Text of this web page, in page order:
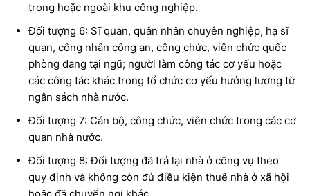
trong hoặc ngoài khu công nghiệp.
Đối tượng 6: Sĩ quan, quân nhân chuyên nghiệp, hạ sĩ
quan, công nhân công an, công chức, viên chức quốc
phòng đang tại ngũ; người làm công tác cơ yếu hoặc
các công tác khác trong tổ chức cơ yếu hưởng lương từ
ngân sách nhà nước.
Đối tượng 7: Cán bộ, công chức, viên chức trong các cơ
quan nhà nước.
Đối tượng 8: Đối tượng đã trả lại nhà ở công vụ theo
quy định và không còn đủ điều kiện thuê nhà ở xã hội